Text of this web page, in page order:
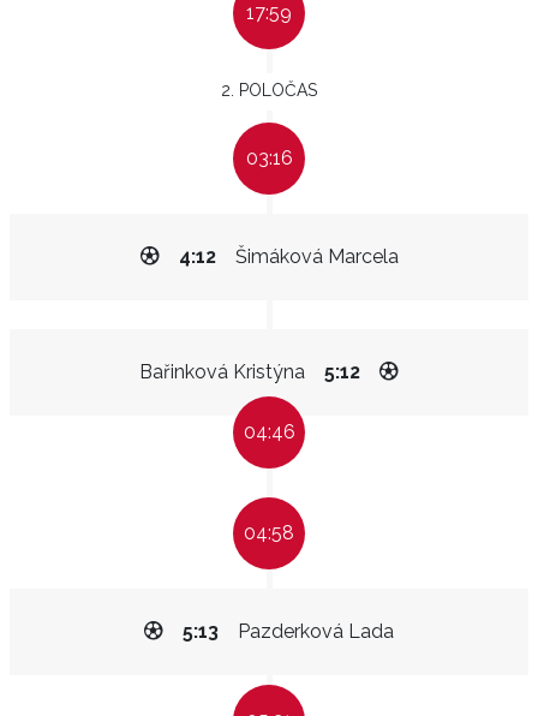
17:59
2. POLOČAS
03:16
Šimáková Marcela
4:12
Bařinková Kristýna 5:12
04:46
04:58
Pazderková Lada
5:13